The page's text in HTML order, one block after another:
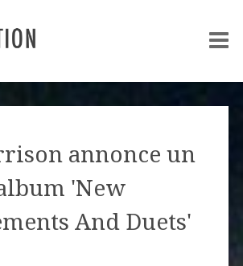
annonce un
'New
And Duets'